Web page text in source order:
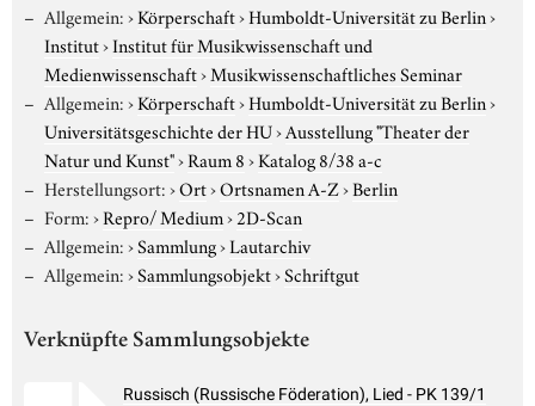
Allgemein:›Körperschaft›Humboldt-Universität zu Berlin›
Institut›Institut für Musikwissenschaft und
Medienwissenschaft›Musikwissenschaftliches Seminar
Allgemein:›Körperschaft›Humboldt-Universität zu Berlin›
Universitätsgeschichte der HU›Ausstellung "Theater der
Natur und Kunst"›Raum 8›Katalog 8/38 a-c
Herstellungsort:›Ort›Ortsnamen A-Z›Berlin
Form:›Repro/ Medium›2D-Scan
Allgemein:›Sammlung›Lautarchiv
Allgemein:›Sammlungsobjekt›Schriftgut
Verknüpfte Sammlungsobjekte
Russisch (Russische Föderation), Lied - PK 139/1